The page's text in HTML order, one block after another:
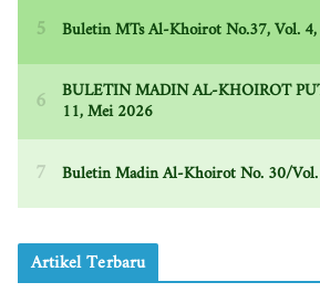
Artikel Terbaru